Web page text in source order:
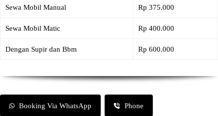
Sewa Mobil Manual Rp 375.000
Sewa Mobil Matic Rp 400.000
Dengan Supir dan Bbm Rp 600.000
Booking Via WhatsApp Phone